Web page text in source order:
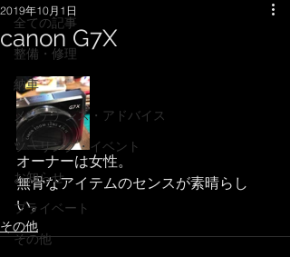
全ての記事
整備・修理
納車
メンテナンス・アドバイス
ツーリング・イベント
お知らせ
プライベート
その他
canon G7X
2019年10月1日
オーナーは女性。
無骨なアイテムのセンスが素晴らし
い。
その他